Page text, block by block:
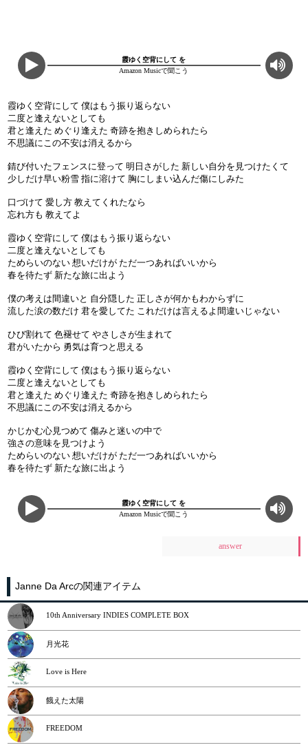
霞ゆく空背にして を
Amazon Musicで聞こう
霞ゆく空背にして 僕はもう振り返らない
二度と逢えないとしても
君と逢えた めぐり逢えた 奇跡を抱きしめられたら
不思議にこの不安は消えるから
錆び付いたフェンスに登って 明日さがした 新しい自分を見つけたくて
少しだけ早い粉雪 指に溶けて 胸にしまい込んだ傷にしみた
口づけて 愛し方 教えてくれたなら
忘れ方も 教えてよ
霞ゆく空背にして 僕はもう振り返らない
二度と逢えないとしても
ためらいのない 想いだけが ただ一つあればいいから
春を待たず 新たな旅に出よう
僕の考えは間違いと 自分隠した 正しさが何かもわからずに
流した涙の数だけ 君を愛してた これだけは言えるよ間違いじゃない
ひび割れて 色褪せて やさしさが生まれて
君がいたから 勇気は育つと思える
霞ゆく空背にして 僕はもう振り返らない
二度と逢えないとしても
君と逢えた めぐり逢えた 奇跡を抱きしめられたら
不思議にこの不安は消えるから
かじかむ心見つめて 傷みと迷いの中で
強さの意味を見つけよう
ためらいのない 想いだけが ただ一つあればいいから
春を待たず 新たな旅に出よう
霞ゆく空背にして を
Amazon Musicで聞こう
answer
Janne Da Arcの関連アイテム
10th Anniversary INDIES COMPLETE BOX
月光花
Love is Here
餓えた太陽
FREEDOM